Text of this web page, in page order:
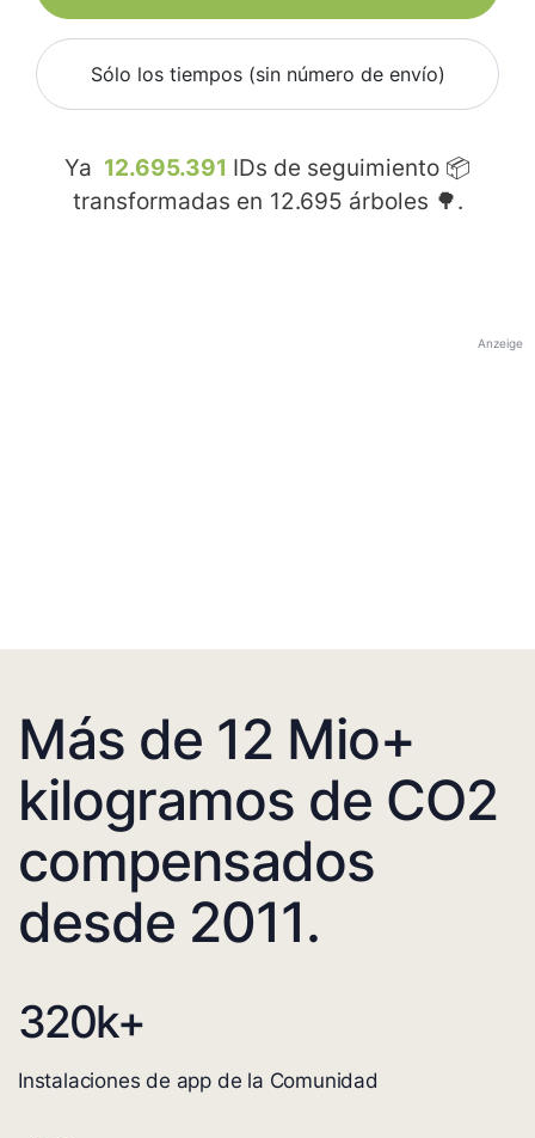
Sólo los tiempos (sin número de envío)
Ya 12.695.391 IDs de seguimiento 📦
transformadas en 12.695 árboles 🌳.
Anzeige
Más de 12 Mio+
kilogramos de CO2
compensados
desde 2011.
320k+
Instalaciones de app de la Comunidad